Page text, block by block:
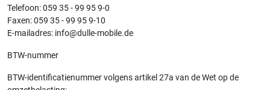
Telefoon: 059 35 - 99 95 9-0
Faxen: 059 35 - 99 95 9-10
E-mailadres: info@dulle-mobile.de
BTW-nummer
BTW-identificatienummer volgens artikel 27a van de Wet op de